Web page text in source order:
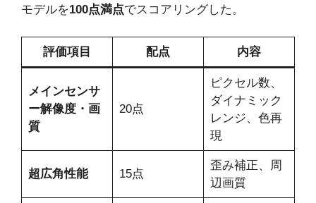
モデルを100点満点でスコアリングした。
評価項目 配点 内容
メインセンサ
ー解像度・画
質
20点
ピクセル数、
ダイナミック
レンジ、色再
現
超広角性能 15点
歪み補正、周
辺画質